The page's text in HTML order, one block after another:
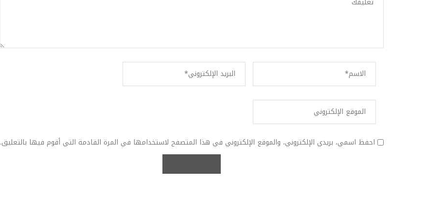
احفظ اسمي، بريدي الإلكتروني، والموقع الإلكتروني في هذا المتصفح لاستخدامها في المرة القادمة التي أقوم فيها بالتعليق.